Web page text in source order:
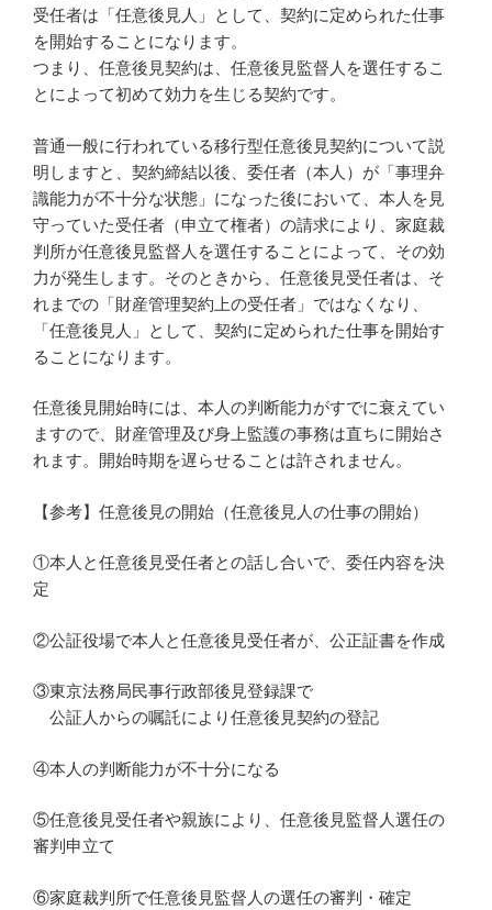
受任者は「任意後見人」として、契約に定められた仕事
を開始することになります。
つまり、任意後見契約は、任意後見監督人を選任するこ
とによって初めて効力を生じる契約です。
普通一般に行われている移行型任意後見契約について説
明しますと、契約締結以後、委任者（本人）が「事理弁
識能力が不十分な状態」になった後において、本人を見
守っていた受任者（申立て権者）の請求により、家庭裁
判所が任意後見監督人を選任することによって、その効
力が発生します。そのときから、任意後見受任者は、そ
れまでの「財産管理契約上の受任者」ではなくなり、
「任意後見人」として、契約に定められた仕事を開始す
ることになります。
任意後見開始時には、本人の判断能力がすでに衰えてい
ますので、財産管理及び身上監護の事務は直ちに開始さ
れます。開始時期を遅らせることは許されません。
【参考】任意後見の開始（任意後見人の仕事の開始）
①本人と任意後見受任者との話し合いで、委任内容を決
定
②公証役場で本人と任意後見受任者が、公正証書を作成
③東京法務局民事行政部後見登録課で
公証人からの嘱託により任意後見契約の登記
④本人の判断能力が不十分になる
⑤任意後見受任者や親族により、任意後見監督人選任の
審判申立て
⑥家庭裁判所で任意後見監督人の選任の審判・確定